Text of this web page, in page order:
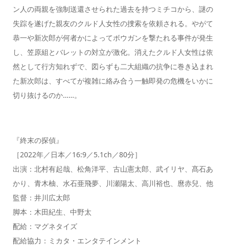
ン人の両親を強制送還させられた過去を持つミチコから、謎の
失踪を遂げた親友のクルド人女性の捜索を依頼される。やがて
恭一や新次郎が何者かによってボウガンを撃たれる事件が発生
し、笠原組とバレットの対立が激化。消えたクルド人女性は依
然として行方知れずで、図らずも二大組織の抗争に巻き込まれ
た新次郎は、すべてが複雑に絡み合う一触即発の危機をいかに
切り抜けるのか……。
『終末の探偵』
［2022年／日本／16:9／5.1ch／80分］
出演：北村有起哉、松角洋平、古山憲太郎、武イリヤ、髙石あ
かり、青木柚、水石亜飛夢、川瀬陽太、高川裕也、麿赤兒、他
監督：井川広太郎
脚本：木田紀生、中野太
配給：マグネタイズ
配給協力：ミカタ・エンタテインメント